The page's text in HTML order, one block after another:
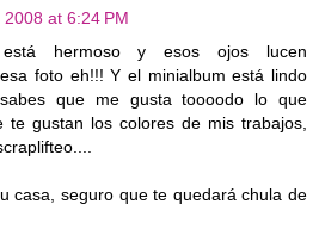
2008 at 6:24 PM
está hermoso y esos ojos lucen
foto eh!!! Y el minialbum está lindo
que me gusta toooodo lo que
te gustan los colores de mis trabajos,
casa, seguro que te quedará chula de